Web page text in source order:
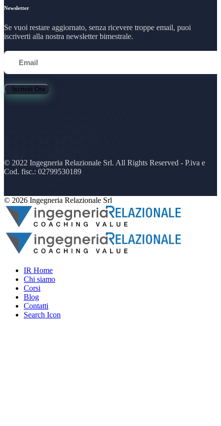
Newsletter
Se vuoi restare aggiornato, senza ricevere troppe email, puoi
iscriverti alla nostra newsletter bimestrale.
Iscriviti Ora
© 2022 Ingegneria Relazionale Srl. All Rights Reserved - P.iva e
Cod. fisc.: 02799530189
© 2026 Ingegneria Relazionale Srl
IR Home
Chi siamo
Corsi
Blog
Contatti
Search Icon